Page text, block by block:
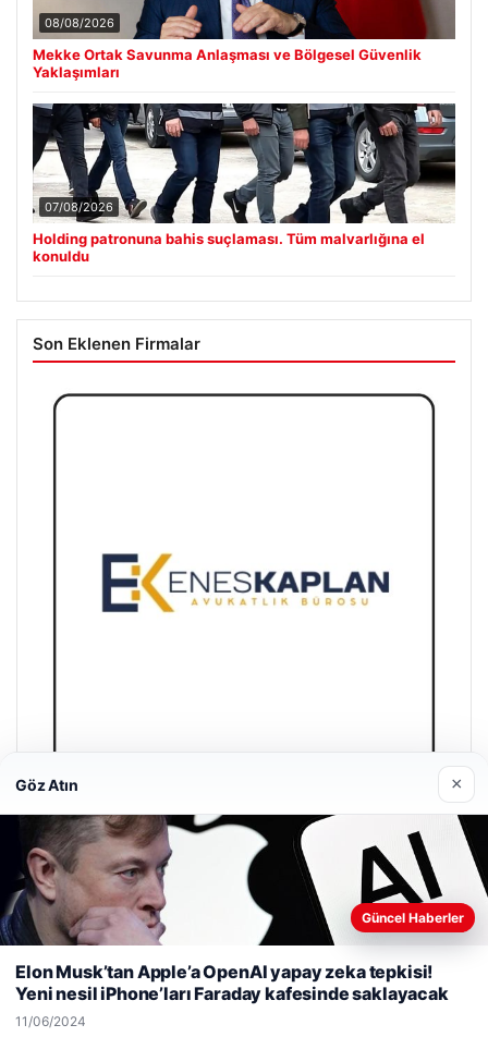
08/08/2026
Mekke Ortak Savunma Anlaşması ve Bölgesel Güvenlik
Yaklaşımları
07/08/2026
Holding patronuna bahis suçlaması. Tüm malvarlığına el
konuldu
Son Eklenen Firmalar
Enes Kaplan Avukatlık Bürosu
28/04/2026
© 2026 Son Dakika Gündem – Güncel Haberler
Web sitemizi nasıl kullandığınızı daha iyi anlayabilmek,
kullanıyoruz.Çerez Politikamız
Göz Atın ×
Güncel Haberler
Elon Musk’tan Apple’a OpenAI yapay zeka tepkisi!
Yeni nesil iPhone’ları Faraday kafesinde saklayacak
11/06/2024